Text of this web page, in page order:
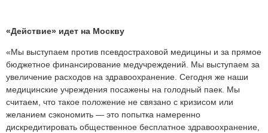
«Действие» идет на Москву
«Мы выступаем против псевдостраховой медицины и за прямое
бюджетное финансирование медучреждений. Мы выступаем за
увеличение расходов на здравоохранение. Сегодня же наши
медицинские учреждения посажены на голодный паек. Мы
считаем, что такое положение не связано с кризисом или
желанием сэкономить — это попытка намеренно
дискредитировать общественное бесплатное здравоохранение,